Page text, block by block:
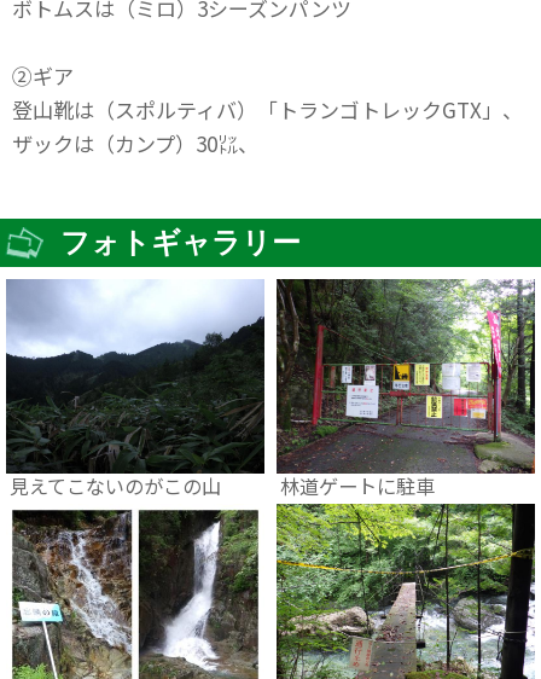
ボトムスは（ミロ）3シーズンパンツ
②ギア
登山靴は（スポルティバ）「トランゴトレックGTX」、
ザックは（カンプ）30㍑、
フォトギャラリー
見えてこないのがこの山 林道ゲートに駐車